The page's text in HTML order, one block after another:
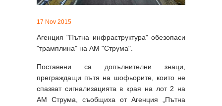
17 Nov 2015
Агенция "Пътна инфраструктура" обезопаси
"трамплина" на АМ "Струма".
Поставени са допълнителни знаци,
преграждащи пътя на шофьорите, които не
спазват сигнализацията в края на лот 2 на
АМ Струма, съобщиха от Агенция „Пътна